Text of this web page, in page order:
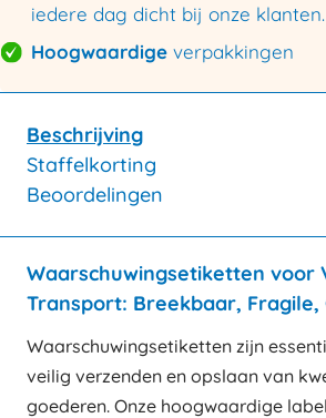
iedere dag dicht bij onze klanten.
Hoogwaardige verpakkingen
Beschrijving
Staffelkorting
Beoordelingen
Waarschuwingsetiketten voor
Transport: Breekbaar, Fragile,
Waarschuwingsetiketten zijn
veilig verzenden en opslaan van
goederen. Onze hoogwaardige